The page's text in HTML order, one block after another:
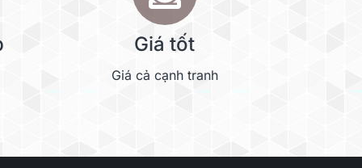
Giá tốt
Giá cả cạnh tranh